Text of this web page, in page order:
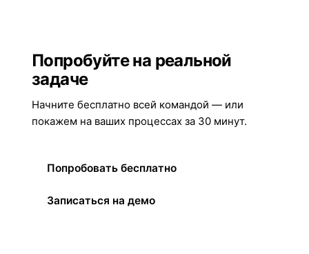
Попробуйте на реальной
задаче
Начните бесплатно всей командой — или
покажем на ваших процессах за 30 минут.
Попробовать бесплатно
Записаться на демо